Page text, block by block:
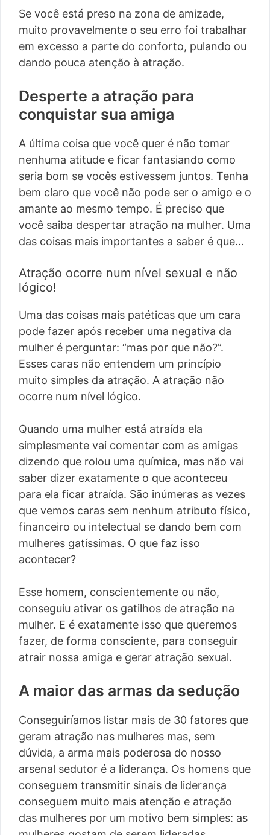
Se você está preso na zona de amizade,
muito provavelmente o seu erro foi trabalhar
em excesso a parte do conforto, pulando ou
dando pouca atenção à atração.
Desperte a atração para
conquistar sua amiga
A última coisa que você quer é não tomar
nenhuma atitude e ficar fantasiando como
seria bom se vocês estivessem juntos. Tenha
bem claro que você não pode ser o amigo e o
amante ao mesmo tempo. É preciso que
você saiba despertar atração na mulher. Uma
das coisas mais importantes a saber é que…
Atração ocorre num nível sexual e não
lógico!
Uma das coisas mais patéticas que um cara
pode fazer após receber uma negativa da
mulher é perguntar: “mas por que não?”.
Esses caras não entendem um princípio
muito simples da atração. A atração não
ocorre num nível lógico.
Quando uma mulher está atraída ela
simplesmente vai comentar com as amigas
dizendo que rolou uma química, mas não vai
saber dizer exatamente o que aconteceu
para ela ficar atraída. São inúmeras as vezes
que vemos caras sem nenhum atributo físico,
financeiro ou intelectual se dando bem com
mulheres gatíssimas. O que faz isso
acontecer?
Esse homem, conscientemente ou não,
conseguiu ativar os gatilhos de atração na
mulher. E é exatamente isso que queremos
fazer, de forma consciente, para conseguir
atrair nossa amiga e gerar atração sexual.
A maior das armas da sedução
Conseguiríamos listar mais de 30 fatores que
geram atração nas mulheres mas, sem
dúvida, a arma mais poderosa do nosso
arsenal sedutor é a liderança. Os homens que
conseguem transmitir sinais de liderança
conseguem muito mais atenção e atração
das mulheres por um motivo bem simples: as